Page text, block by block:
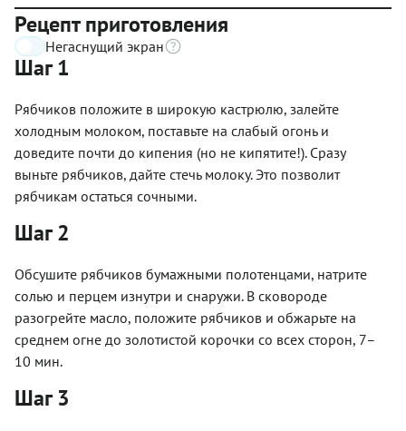
Рецепт приготовления
Негаснущий экран
Шаг 1
Рябчиков положите в широкую кастрюлю, залейте
холодным молоком, поставьте на слабый огонь и
доведите почти до кипения (но не кипятите!). Сразу
выньте рябчиков, дайте стечь молоку. Это позволит
рябчикам остаться сочными.
Шаг 2
Обсушите рябчиков бумажными полотенцами, натрите
солью и перцем изнутри и снаружи. В сковороде
разогрейте масло, положите рябчиков и обжарьте на
среднем огне до золотистой корочки со всех сторон, 7–
10 мин.
Шаг 3